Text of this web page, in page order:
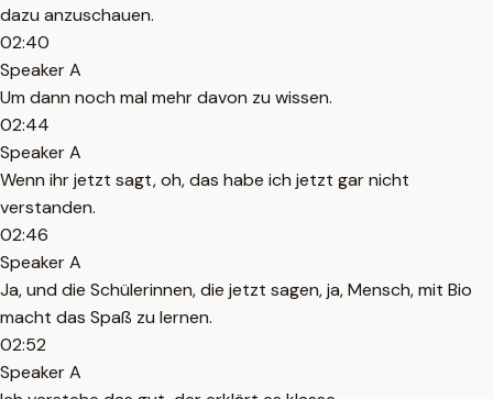
dazu anzuschauen.
02:40
Speaker A
Um dann noch mal mehr davon zu wissen.
02:44
Speaker A
Wenn ihr jetzt sagt, oh, das habe ich jetzt gar nicht
verstanden.
02:46
Speaker A
Ja, und die Schülerinnen, die jetzt sagen, ja, Mensch, mit Bio
macht das Spaß zu lernen.
02:52
Speaker A